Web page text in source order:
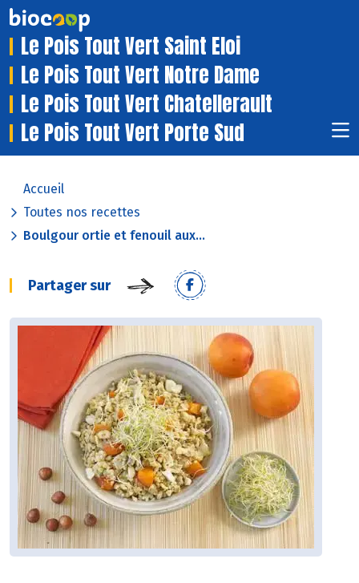
Le Pois Tout Vert Saint Eloi
Le Pois Tout Vert Notre Dame
Le Pois Tout Vert Chatellerault
Le Pois Tout Vert Porte Sud
Accueil
Toutes nos recettes
Boulgour ortie et fenouil aux...
Partager sur